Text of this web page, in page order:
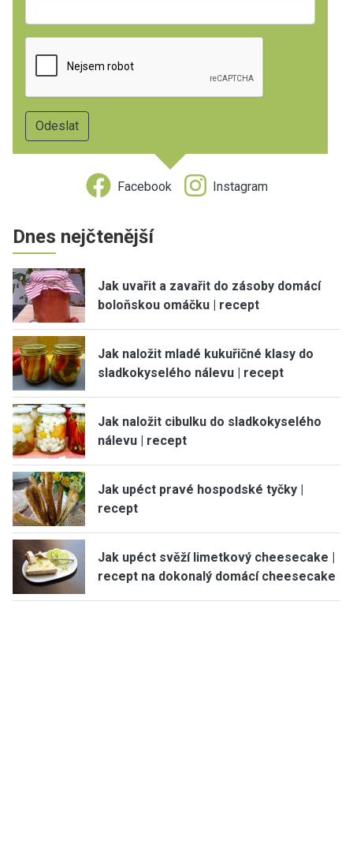
Facebook Instagram
Dnes nejčtenější
Jak uvařit a zavařit do zásoby domácí
boloňskou omáčku | recept
Jak naložit mladé kukuřičné klasy do
sladkokyselého nálevu | recept
Jak naložit cibulku do sladkokyselého
nálevu | recept
Jak upéct pravé hospodské tyčky |
recept
Jak upéct svěží limetkový cheesecake |
recept na dokonalý domácí cheesecake